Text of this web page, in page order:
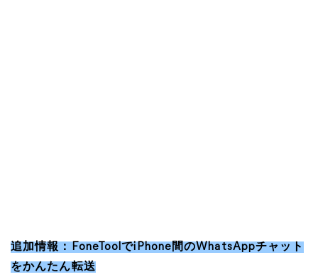
追加情報：FoneToolでiPhone間のWhatsAppチャット
をかんたん転送